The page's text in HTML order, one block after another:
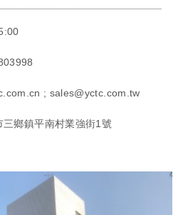
seattle@yctc.com.cn ; sales@yctc.com.tw
三鄉鎮平南村業強街1號